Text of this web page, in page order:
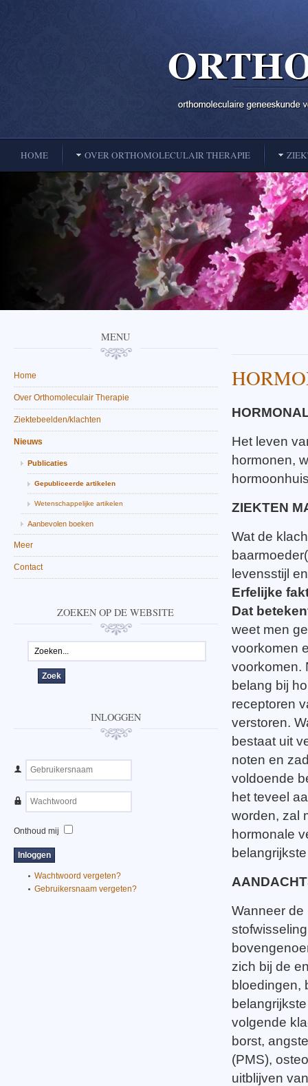
HOME OVER ORTHOMOLECULAIR THERAPIE
Het leven
hormonen,
ZIEKTEN
Wat de
levensstijl
Erfelijke
Dat
weet men
voorkomen
voorkomen.
belang bij
receptoren
verstoren.
bestaat uit
noten en
voldoende
het teveel
worden, zal
hormonale
Wanneer
zich bij de
bloedingen,
volgende
borst,
(PMS),
uitblijven
MENU
Home
Over Orthomoleculair Therapie
Ziektebeelden/klachten
Nieuws
Publicaties
Gepubliceerde artikelen
Wetenschappelijke artikelen
Aanbevolen boeken
Meer
Contact
ZOEKEN OP DE WEBSITE
INLOGGEN
Onthoud mij
Wachtwoord vergeten?
Gebruikersnaam vergeten?